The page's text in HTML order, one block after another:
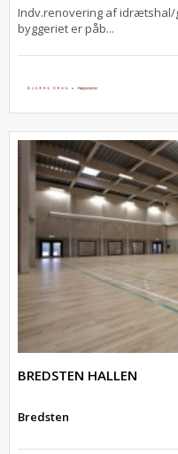
Indv.renovering af idrætshal/
byggeriet er påb...
BREDSTEN HALLEN
Bredsten